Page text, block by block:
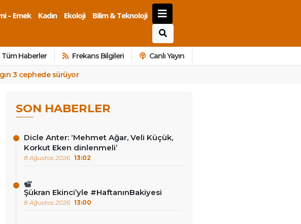
– Emek Kadın Ekoloji
Bilim & Teknoloji
Tüm Haberler Frekans Bilgileri Canlı Yayın
3 cephede sürüyor
SON HABERLER
Dicle Anter: ‘Mehmet Ağar, Veli Küçük,
Korkut Eken dinlenmeli’
8 Ağustos 2026 13:02
Şükran Ekinci’yle #HaftanınBakiyesi
8 Ağustos 2026 13:00